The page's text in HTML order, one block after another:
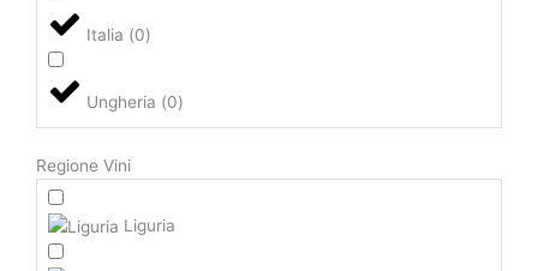
Italia (0)
Ungheria (0)
Regione Vini
Liguria